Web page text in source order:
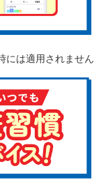
には適用されません